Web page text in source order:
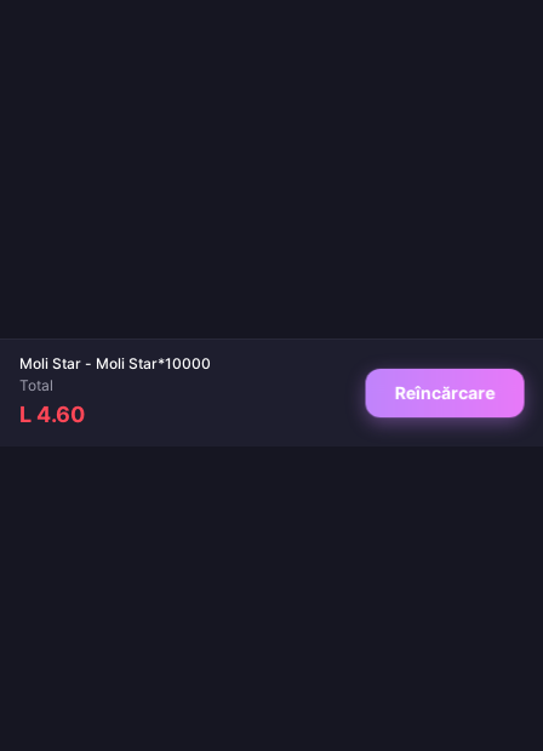
Moli Star - Moli Star*10000
Total
L 4.60
Reîncărcare